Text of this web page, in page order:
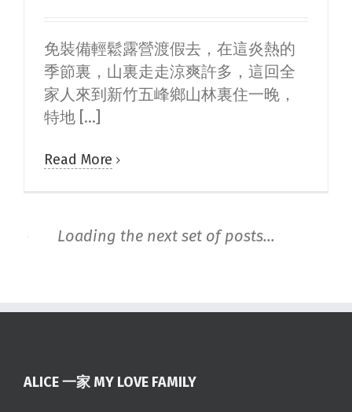
免裝備輕鬆露營渡假去，在這炎熱的
季節裏，山裏走走涼爽許多，這回全
家人來到新竹五峰鄉山林裏住一晚，
特地 [...]
Read More
Loading the next set of posts...
ALICE 一家 MY LOVE FAMILY